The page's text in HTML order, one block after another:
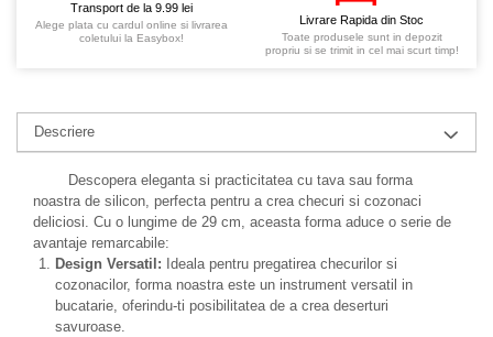
Transport de la 9.99 lei
Alege plata cu cardul online si livrarea
coletului la Easybox!
Livrare Rapida din Stoc
Toate produsele sunt in depozit
propriu si se trimit in cel mai scurt timp!
Descriere
Descopera eleganta si practicitatea cu tava sau forma
noastra de silicon, perfecta pentru a crea checuri si cozonaci
deliciosi. Cu o lungime de 29 cm, aceasta forma aduce o serie de
avantaje remarcabile:
Design Versatil: Ideala pentru pregatirea checurilor si
cozonacilor, forma noastra este un instrument versatil in
bucatarie, oferindu-ti posibilitatea de a crea deserturi
savuroase.